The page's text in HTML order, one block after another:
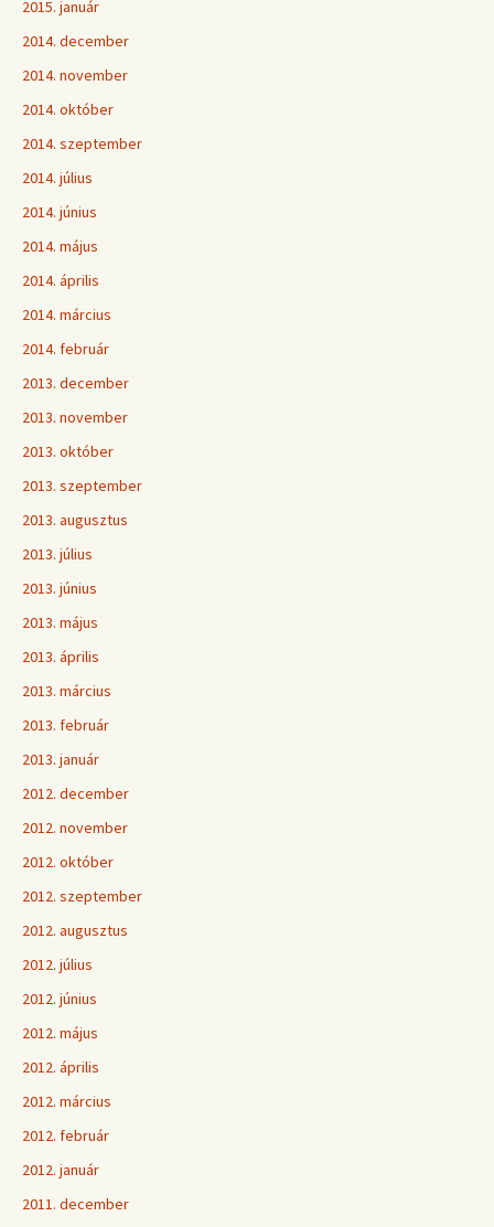
2015. január
2014. december
2014. november
2014. október
2014. szeptember
2014. július
2014. június
2014. május
2014. április
2014. március
2014. február
2013. december
2013. november
2013. október
2013. szeptember
2013. augusztus
2013. július
2013. június
2013. május
2013. április
2013. március
2013. február
2013. január
2012. december
2012. november
2012. október
2012. szeptember
2012. augusztus
2012. július
2012. június
2012. május
2012. április
2012. március
2012. február
2012. január
2011. december